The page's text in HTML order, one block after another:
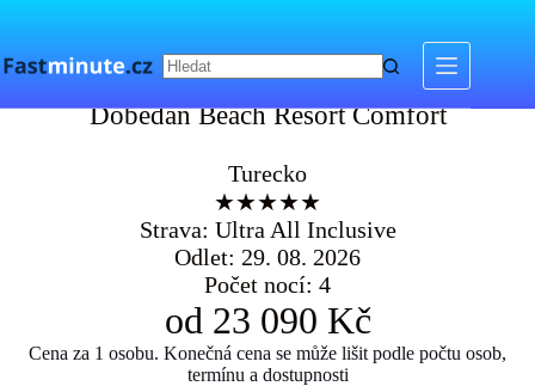
Dobedan Beach Resort Comfort
Dobedan Beach Resort Comfort
Turecko
★★★★★
Strava: Ultra All Inclusive
Odlet: 29. 08. 2026
Počet nocí: 4
od 23 090 Kč
Cena za 1 osobu. Konečná cena se může lišit podle počtu osob,
termínu a dostupnosti